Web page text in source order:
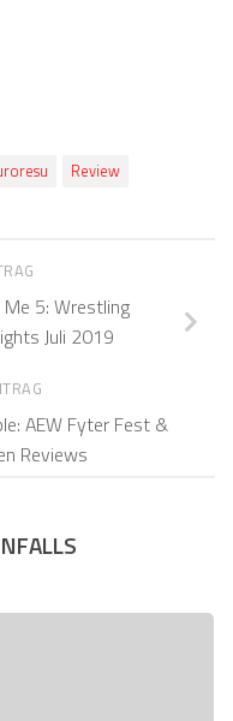
Review
5: Wrestling
Juli 2019
AEW Fyter Fest &
Reviews